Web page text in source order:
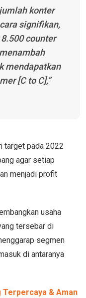
konter
signifikan,
counter
mendapatkan
[C to C],”
target pada 2022
agar setiap
menjadi profit
usaha
tersebar di
segmen
di antaranya
Terpercaya & Aman